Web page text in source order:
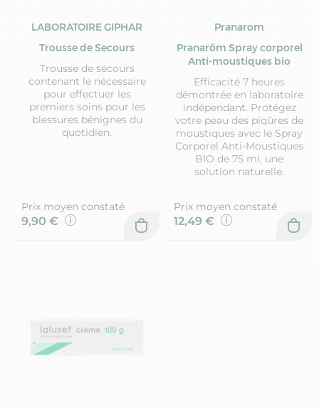
LABORATOIRE GIPHAR
Trousse de Secours
Trousse de secours
contenant le nécessaire
pour effectuer les
premiers soins pour les
blessures bénignes du
quotidien.
Prix moyen constaté
9,90 €
Pranarom
Pranarôm Spray corporel
Anti-moustiques bio
Efficacité 7 heures
démontrée en laboratoire
indépendant. Protégez
votre peau des piqûres de
moustiques avec le Spray
Corporel Anti-Moustiques
BIO de 75 ml, une
solution naturelle.
Prix moyen constaté
12,49 €